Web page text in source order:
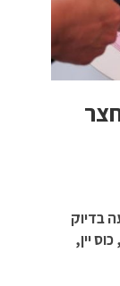
בדיוק
יין,